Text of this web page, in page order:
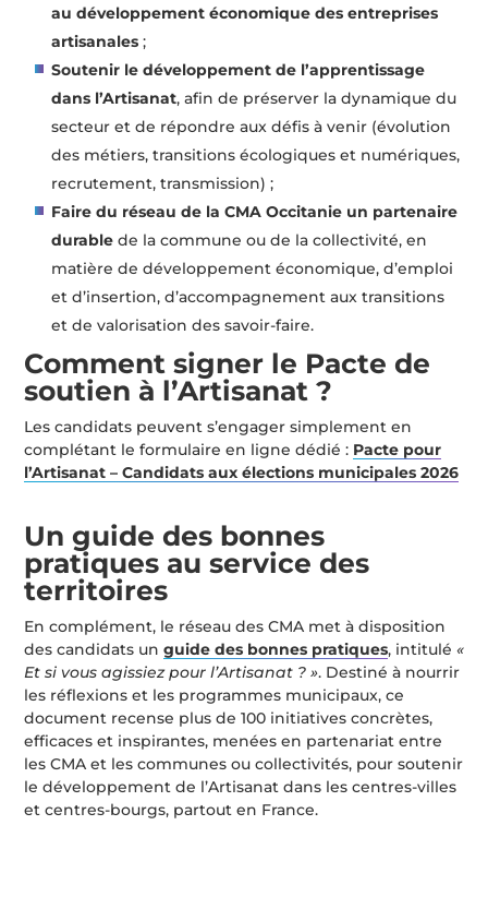
au développement économique des entreprises
artisanales ;
Soutenir le développement de l’apprentissage
dans l’Artisanat, afin de préserver la dynamique du
secteur et de répondre aux défis à venir (évolution
des métiers, transitions écologiques et numériques,
recrutement, transmission) ;
Faire du réseau de la CMA Occitanie un partenaire
durable de la commune ou de la collectivité, en
matière de développement économique, d’emploi
et d’insertion, d’accompagnement aux transitions
et de valorisation des savoir-faire.
Comment signer le Pacte de
soutien à l’Artisanat ?
Les candidats peuvent s’engager simplement en
complétant le formulaire en ligne dédié : Pacte pour
l’Artisanat – Candidats aux élections municipales 2026
Un guide des bonnes
pratiques au service des
territoires
En complément, le réseau des CMA met à disposition
des candidats un guide des bonnes pratiques, intitulé «
Et si vous agissiez pour l’Artisanat ? ». Destiné à nourrir
les réflexions et les programmes municipaux, ce
document recense plus de 100 initiatives concrètes,
efficaces et inspirantes, menées en partenariat entre
les CMA et les communes ou collectivités, pour soutenir
le développement de l’Artisanat dans les centres-villes
et centres-bourgs, partout en France.